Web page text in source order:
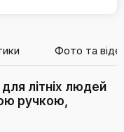
Фото та
для літніх людей
ручкою,